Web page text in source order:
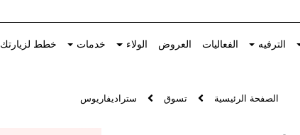
الترفيه الفعاليات العروض الولاء خدمات خطط لزيارتك
الصفحة الرئيسية تسوق ستراديفاريوس